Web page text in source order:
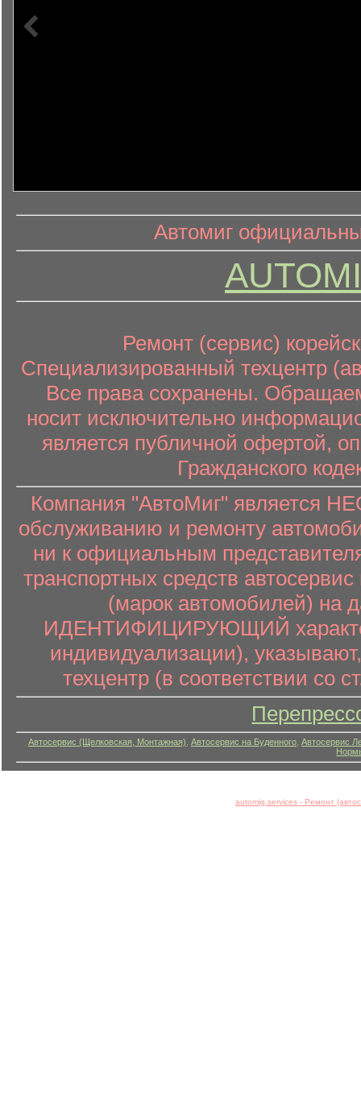
информационный контент
Автомиг
Ремонт (сервис)
Специализированный техцентр
Все права сохранены.
носит исключительно
является публичной офертой,
Гражданского
Компания "АвтоМиг" является
обслуживанию и ремонту
ни к официальным
транспортных средств
(марок автомобилей) на
ИДЕНТИФИЦИРУЮЩИЙ характер
индивидуализации),
техцентр (в соответствии со
Автосервис (Щелковская, Монтажная) Автосервис на Буденного Автосервис
automig.services - Ремонт